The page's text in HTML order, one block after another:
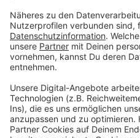
150g Butter
Salz, Pfeffer & Muskat
Für den Krautsalat
300g Weißkohl
200g Möhren
100g Creme fraiche
Salz